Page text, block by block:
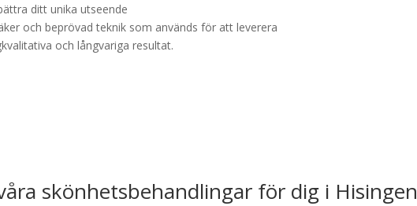
ditt unika utseende
och beprövad teknik som används för att leverera
och långvariga resultat.
skönhetsbehandlingar för dig i Hisingen